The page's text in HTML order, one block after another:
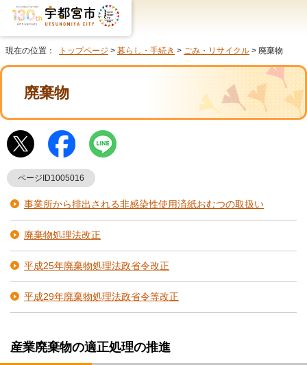
現在の位置： トップページ > 暮らし・手続き > ごみ・リサイクル > 廃棄物
廃棄物
ページID1005016
事業所から排出される非感染性使用済紙おむつの取扱い
廃棄物処理法改正
平成25年廃棄物処理法政省令改正
平成29年廃棄物処理法政省令等改正
産業廃棄物の適正処理の推進